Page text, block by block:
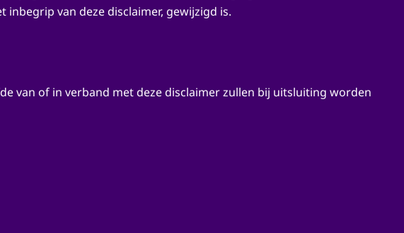
van deze disclaimer, gewijzigd is.
van of in verband met deze disclaimer zullen bij uitsluiting worden